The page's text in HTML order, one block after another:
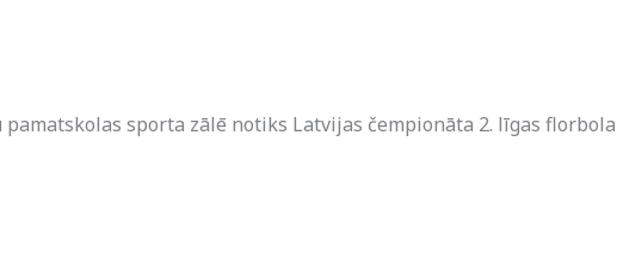
sporta zālē notiks Latvijas čempionāta 2. līgas florbola